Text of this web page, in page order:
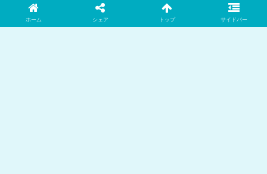
「事実」と、ネット上の「推測・噂」を明確に区別
して記載します。
ホーム シェア トップ サイドバー